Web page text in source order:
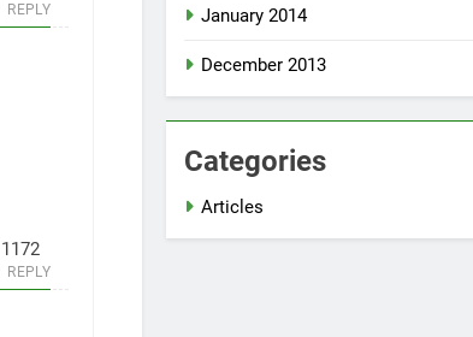
REPLY
REPLY
January 2014
December 2013
Categories
Articles